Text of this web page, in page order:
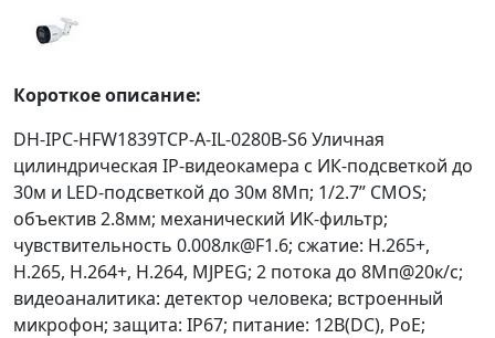
Короткое описание:
DH-IPC-HFW1839TCP-A-IL-0280B-S6 Уличная
цилиндрическая IP-видеокамера с ИК-подсветкой до
30м и LED-подсветкой до 30м 8Мп; 1/2.7” CMOS;
объектив 2.8мм; механический ИК-фильтр;
чувствительность 0.008лк@F1.6; сжатие: H.265+,
H.265, H.264+, H.264, MJPEG; 2 потока до 8Мп@20к/с;
видеоаналитика: детектор человека; встроенный
микрофон; защита: IP67; питание: 12В(DC), PoE;